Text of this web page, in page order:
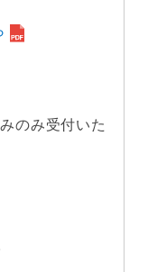
のみ受付いた